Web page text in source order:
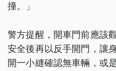
撞。」
警方提醒，開車門前應該
安全後再以反手開門，讓
開一小縫確認無車輛，或